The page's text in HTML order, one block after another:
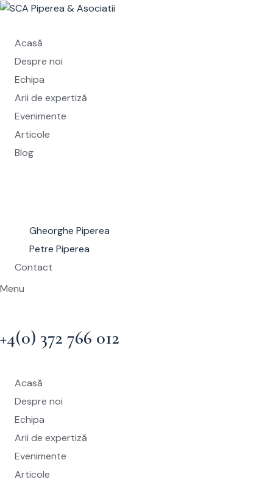
Skip
content
Acasă
Despre noi
Echipa
Arii de expertiză
Evenimente
Articole
Blog
Gheorghe Piperea
Petre Piperea
Contact
Menu
+4(0) 372 766 012
Acasă
Despre noi
Echipa
Arii de expertiză
Evenimente
Articole